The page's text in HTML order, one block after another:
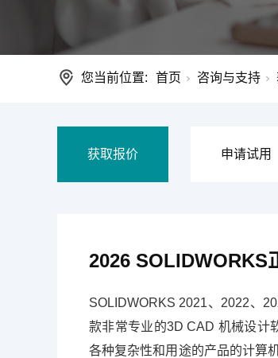
您当前位置: 首页 咨询与支持
获取报价 申请试用
2026 SOLIDWORKS
SOLIDWORKS 2021、2022、
款非常专业的3D CAD 机械设计
各种复杂性和用途的产品的计算